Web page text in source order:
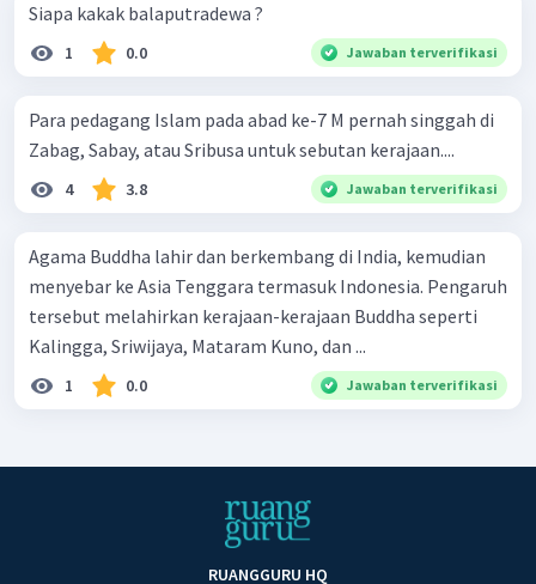
Siapa kakak balaputradewa ?
1 0.0 Jawaban terverifikasi
Para pedagang Islam pada abad ke-7 M pernah singgah di
Zabag, Sabay, atau Sribusa untuk sebutan kerajaan....
4 3.8 Jawaban terverifikasi
Agama Buddha lahir dan berkembang di India, kemudian
menyebar ke Asia Tenggara termasuk Indonesia. Pengaruh
tersebut melahirkan kerajaan-kerajaan Buddha seperti
Kalingga, Sriwijaya, Mataram Kuno, dan ...
1 0.0 Jawaban terverifikasi
RUANGGURU HQ